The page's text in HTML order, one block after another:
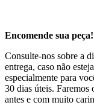
Encomende sua
Consulte-nos sobre a
entrega, caso não
especialmente para
30 dias úteis. Faremos
antes e com muito